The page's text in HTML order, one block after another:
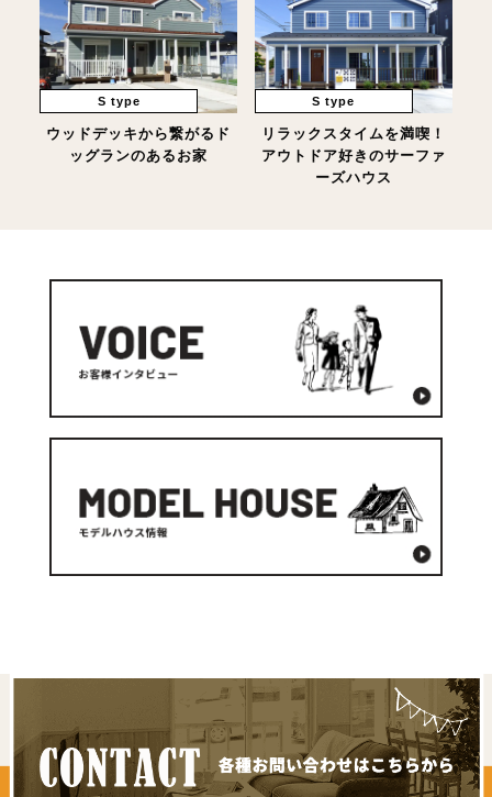
S type
ウッドデッキから繋がるド
ッグランのあるお家
S type
リラックスタイムを満喫！
アウトドア好きのサーファ
ーズハウス